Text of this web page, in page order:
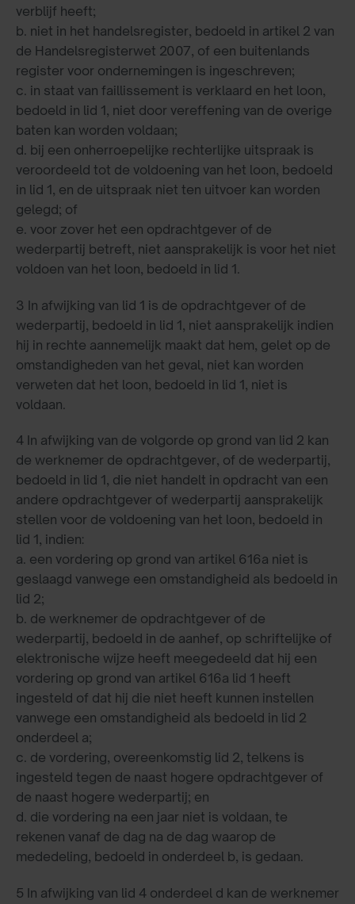
verblijf heeft;
b. niet in het handelsregister, bedoeld in artikel 2 van
de Handelsregisterwet 2007, of een buitenlands
register voor ondernemingen is ingeschreven;
c. in staat van faillissement is verklaard en het loon,
bedoeld in lid 1, niet door vereffening van de overige
baten kan worden voldaan;
d. bij een onherroepelijke rechterlijke uitspraak is
veroordeeld tot de voldoening van het loon, bedoeld
in lid 1, en de uitspraak niet ten uitvoer kan worden
gelegd; of
e. voor zover het een opdrachtgever of de
wederpartij betreft, niet aansprakelijk is voor het niet
voldoen van het loon, bedoeld in lid 1.
3 In afwijking van lid 1 is de opdrachtgever of de
wederpartij, bedoeld in lid 1, niet aansprakelijk indien
hij in rechte aannemelijk maakt dat hem, gelet op de
omstandigheden van het geval, niet kan worden
verweten dat het loon, bedoeld in lid 1, niet is
voldaan.
4 In afwijking van de volgorde op grond van lid 2 kan
de werknemer de opdrachtgever, of de wederpartij,
bedoeld in lid 1, die niet handelt in opdracht van een
andere opdrachtgever of wederpartij aansprakelijk
stellen voor de voldoening van het loon, bedoeld in
lid 1, indien:
a. een vordering op grond van artikel 616a niet is
geslaagd vanwege een omstandigheid als bedoeld in
lid 2;
b. de werknemer de opdrachtgever of de
wederpartij, bedoeld in de aanhef, op schriftelijke of
elektronische wijze heeft meegedeeld dat hij een
vordering op grond van artikel 616a lid 1 heeft
ingesteld of dat hij die niet heeft kunnen instellen
vanwege een omstandigheid als bedoeld in lid 2
onderdeel a;
c. de vordering, overeenkomstig lid 2, telkens is
ingesteld tegen de naast hogere opdrachtgever of
de naast hogere wederpartij; en
d. die vordering na een jaar niet is voldaan, te
rekenen vanaf de dag na de dag waarop de
mededeling, bedoeld in onderdeel b, is gedaan.
5 In afwijking van lid 4 onderdeel d kan de werknemer